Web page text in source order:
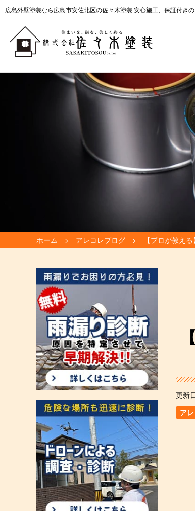
広島外壁塗装なら広島市安佐北区の佐々木塗装 安心施工、保証付きの
ホーム アレコレブログ 【プロが教え
更新
ア